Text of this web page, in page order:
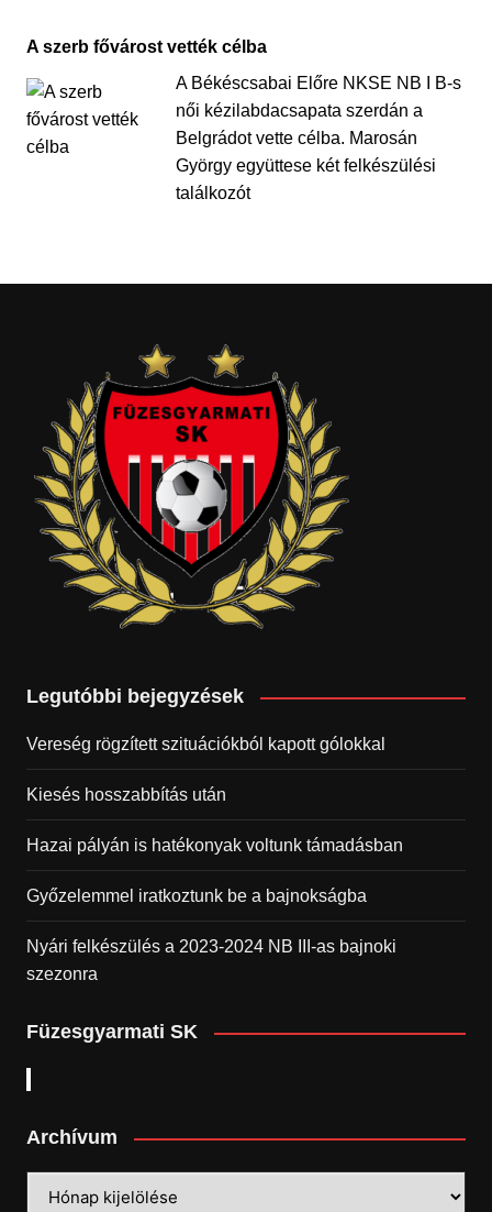
A szerb fővárost vették célba
A Békéscsabai Előre NKSE NB I B-s
női kézilabdacsapata szerdán a
Belgrádot vette célba. Marosán
György együttese két felkészülési
találkozót
Legutóbbi bejegyzések
Vereség rögzített szituációkból kapott gólokkal
Kiesés hosszabbítás után
Hazai pályán is hatékonyak voltunk támadásban
Győzelemmel iratkoztunk be a bajnokságba
Nyári felkészülés a 2023-2024 NB III-as bajnoki
szezonra
Füzesgyarmati SK
Archívum